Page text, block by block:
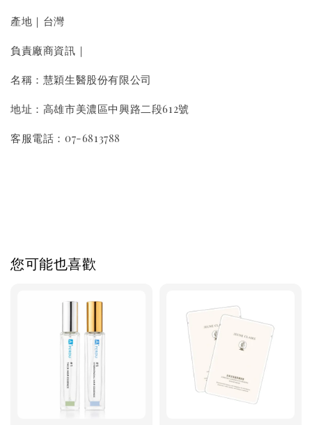
產地｜台灣
負責廠商資訊｜
名稱：慧穎生醫股份有限公司
地址：高雄市美濃區中興路二段612號
客服電話：07-6813788
您可能也喜歡